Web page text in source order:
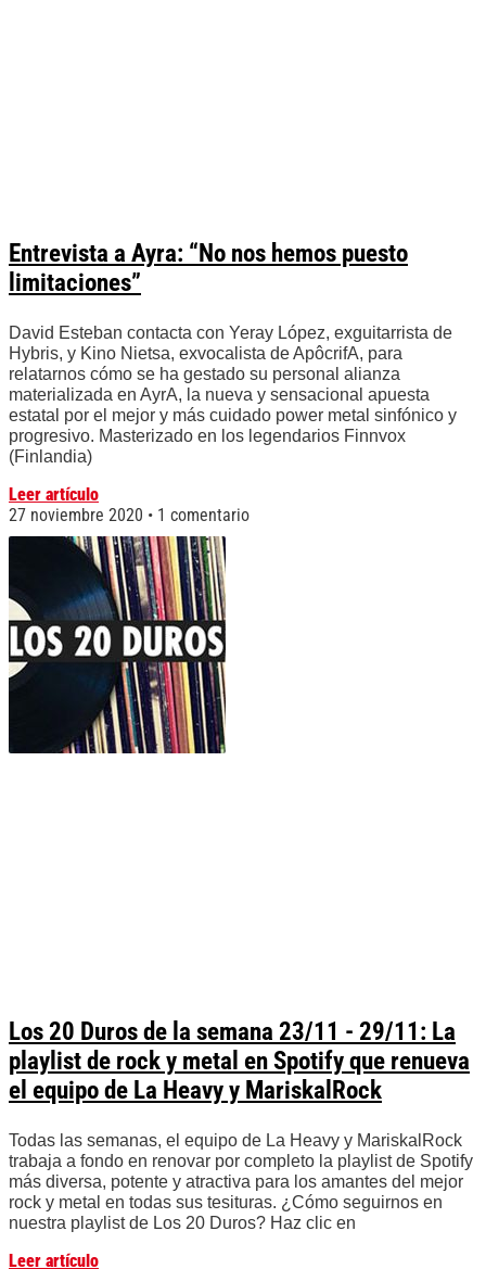
Entrevista a Ayra: “No nos hemos puesto
limitaciones”
David Esteban contacta con Yeray López, exguitarrista de
Hybris, y Kino Nietsa, exvocalista de ApôcrifA, para
relatarnos cómo se ha gestado su personal alianza
materializada en AyrA, la nueva y sensacional apuesta
estatal por el mejor y más cuidado power metal sinfónico y
progresivo. Masterizado en los legendarios Finnvox
(Finlandia)
Leer artículo
27 noviembre 2020
1 comentario
Los 20 Duros de la semana 23/11 - 29/11: La
playlist de rock y metal en Spotify que renueva
el equipo de La Heavy y MariskalRock
Todas las semanas, el equipo de La Heavy y MariskalRock
trabaja a fondo en renovar por completo la playlist de Spotify
más diversa, potente y atractiva para los amantes del mejor
rock y metal en todas sus tesituras. ¿Cómo seguirnos en
nuestra playlist de Los 20 Duros? Haz clic en
Leer artículo